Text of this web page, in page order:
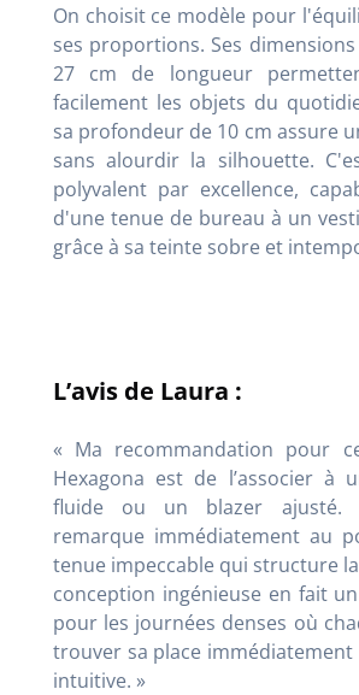
On choisit ce modèle pour
ses proportions. Ses
27 cm de longueur
facilement les objets du
sa profondeur de 10 cm assure
sans alourdir la silhouette.
polyvalent par excellence,
d'une tenue de bureau à un
grâce à sa teinte sobre et
L’avis de Laura :
« Ma recommandation pour
Hexagona est de l’associer à
fluide ou un blazer ajusté.
remarque immédiatement au
tenue impeccable qui structure
conception ingénieuse en fait
pour les journées denses où
trouver sa place
intuitive. »